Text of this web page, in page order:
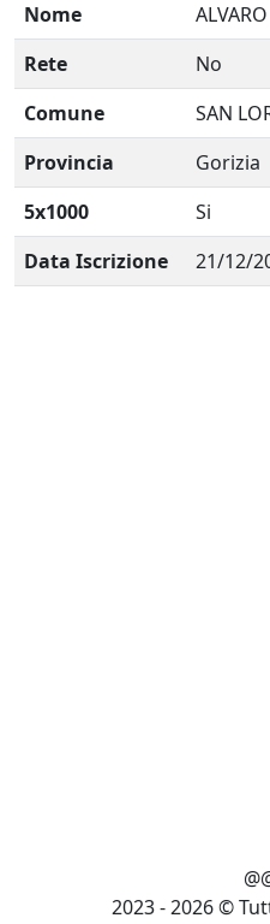
Nome
ALVARO
Rete
No
Comune
SAN
Provincia
Gorizia
5x1000
Si
Data Iscrizione
21/12/
2023 - 2026 ©